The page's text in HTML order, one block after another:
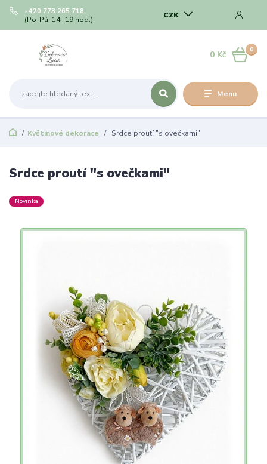
Menu
CZK
+420 773 265 718
(Po-Pá, 14 -19 hod.)
0
0 Kč
Květinové dekorace Srdce proutí "s ovečkami"
Srdce proutí "s ovečkami"
Novinka